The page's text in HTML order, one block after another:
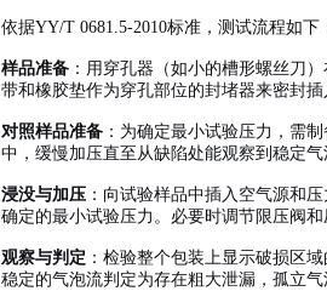
依据YY/T 0681.5-2010标准，测试流程如下
样品准备 ：用穿孔器（如小的槽形螺丝刀
带和橡胶垫作为穿孔部位的封堵器来密封插
对照样品准备 ：为确定最小试验压力，需
中，缓慢加压直至从缺陷处能观察到稳定
浸没与加压 ：向试验样品中插入空气源和
确定的最小试验压力。必要时调节限压阀和
观察与判定 ：检验整个包装上显示破损区
稳定的气泡流判定为存在粗大泄漏，孤立气